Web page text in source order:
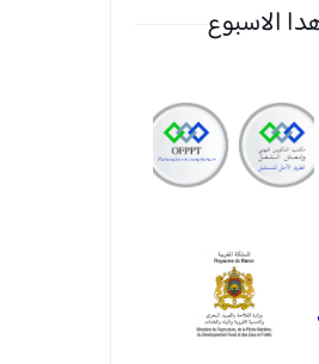
الاسبوع